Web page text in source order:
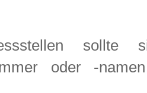
sollte
oder -